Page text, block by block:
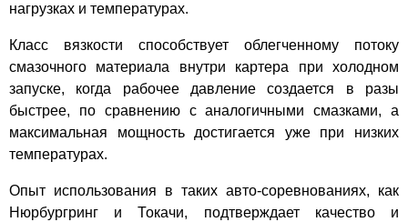
нагрузках и температурах.
Класс вязкости способствует облегченному потоку
смазочного материала внутри картера при холодном
запуске, когда рабочее давление создается в разы
быстрее, по сравнению с аналогичными смазками, а
максимальная мощность достигается уже при низких
температурах.
Опыт использования в таких авто-соревнованиях, как
Нюрбургринг и Токачи, подтверждает качество и